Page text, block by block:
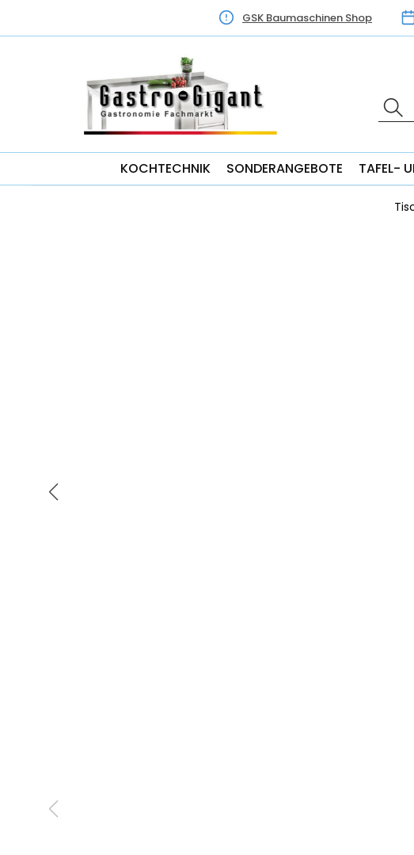
GSK Baumaschinen Shop
KOCHTECHNIK SONDERANGEBOTE TAFEL-